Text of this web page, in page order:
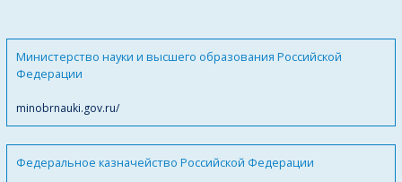
Министерство науки и высшего образования Российской
Федерации
minobrnauki.gov.ru/
Федеральное казначейство Российской Федерации